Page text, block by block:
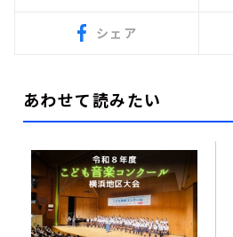
シェア
あわせて読みたい